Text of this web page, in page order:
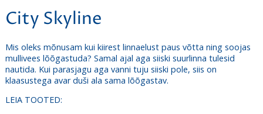
City Skyline
Mis oleks mõnusam kui kiirest linnaelust paus võtta ning soojas
mullivees lõõgastuda? Samal ajal aga siiski suurlinna tulesid
nautida. Kui parasjagu aga vanni tuju siiski pole, siis on
klaasustega avar duši ala sama lõõgastav.
LEIA TOOTED: